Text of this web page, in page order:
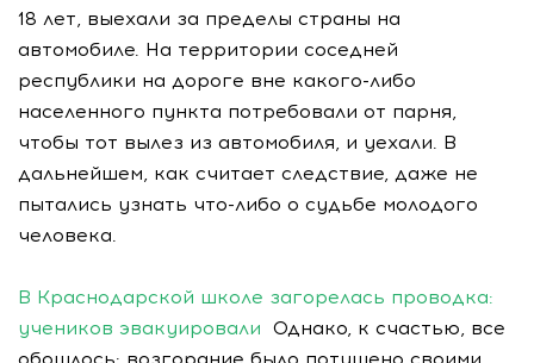
18 лет, выехали за пределы страны на
автомобиле. На территории соседней
республики на дороге вне какого-либо
населенного пункта потребовали от парня,
чтобы тот вылез из автомобиля, и уехали. В
дальнейшем, как считает следствие, даже не
пытались узнать что-либо о судьбе молодого
человека.
В Краснодарской школе загорелась проводка:
учеников эвакуировали Однако, к счастью, все